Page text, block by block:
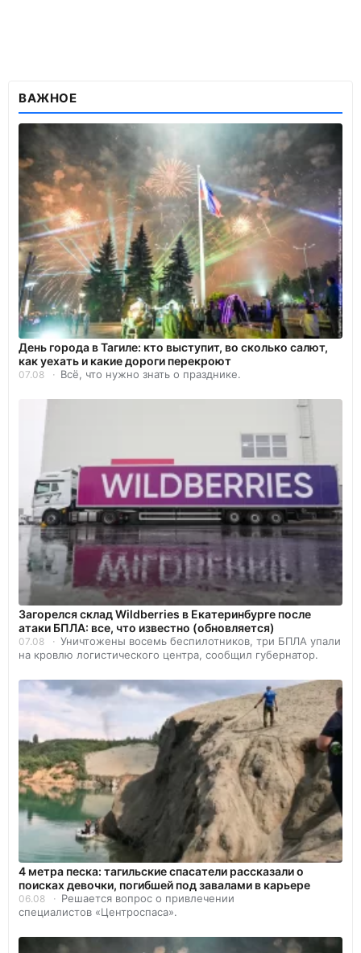
ВАЖНОЕ
День города в Тагиле: кто выступит, во сколько салют,
как уехать и какие дороги перекроют
07.08 Всё, что нужно знать о празднике.
Загорелся склад Wildberries в Екатеринбурге после
атаки БПЛА: все, что известно (обновляется)
07.08
Уничтожены восемь беспилотников, три БПЛА упали
на кровлю логистического центра, сообщил губернатор.
4 метра песка: тагильские спасатели рассказали о
поисках девочки, погибшей под завалами в карьере
06.08
Решается вопрос о привлечении
специалистов «Центроспаса».